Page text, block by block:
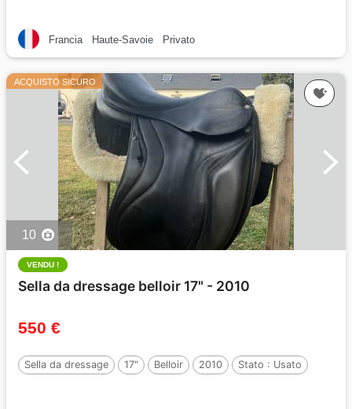
Francia Haute-Savoie Privato
ACQUISTO SICURO
10
VENDU !
Sella da dressage belloir 17" - 2010
550 €
Sella da dressage 17" Belloir 2010 Stato : Usato